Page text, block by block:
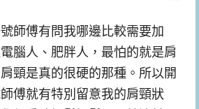
師傅有問我哪邊比較需要加
腦人、肥胖人，最怕的就是肩
頸是真的很硬的那種。所以開
傅就有特別留意我的肩頸狀